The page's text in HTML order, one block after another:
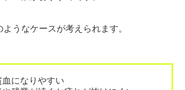
うなケースが考えられます。
血になりやすい